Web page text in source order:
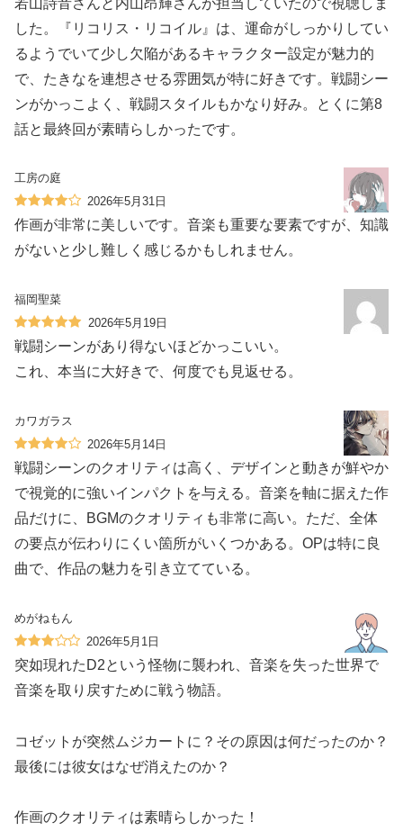
した。『リコリス・リコイル』は、運命がしっかりしてい
るようでいて少し欠陥があるキャラクター設定が魅力的
で、たきなを連想させる雰囲気が特に好きです。戦闘シー
ンがかっこよく、戦闘スタイルもかなり好み。とくに第8
話と最終回が素晴らしかったです。
工房の庭
2026年5月31日
作画が非常に美しいです。音楽も重要な要素ですが、知識
がないと少し難しく感じるかもしれません。
福岡聖菜
2026年5月19日
戦闘シーンがあり得ないほどかっこいい。
これ、本当に大好きで、何度でも見返せる。
カワガラス
2026年5月14日
戦闘シーンのクオリティは高く、デザインと動きが鮮やか
で視覚的に強いインパクトを与える。音楽を軸に据えた作
品だけに、BGMのクオリティも非常に高い。ただ、全体
の要点が伝わりにくい箇所がいくつかある。OPは特に良
曲で、作品の魅力を引き立てている。
めがねもん
2026年5月1日
突如現れたD2という怪物に襲われ、音楽を失った世界で
音楽を取り戻すために戦う物語。
コゼットが突然ムジカートに？その原因は何だったのか？
最後には彼女はなぜ消えたのか？
作画のクオリティは素晴らしかった！